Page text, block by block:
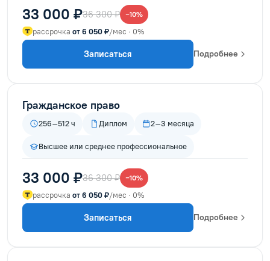
33 000 ₽36 300 ₽ −10%
рассрочка от 6 050 ₽/мес · 0%
Записаться Подробнее
Гражданское право
256–512 ч Диплом 2–3 месяца
Высшее или среднее профессиональное
33 000 ₽36 300 ₽ −10%
рассрочка от 6 050 ₽/мес · 0%
Записаться Подробнее